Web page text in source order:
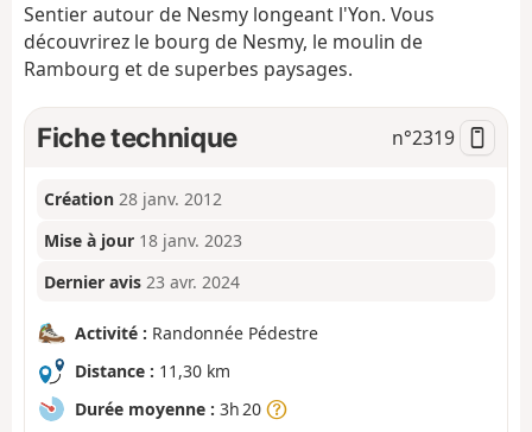
t
Sentier autour de Nesmy longeant l'Yon. Vous
découvrirez le bourg de Nesmy, le moulin de
Rambourg et de superbes paysages.
Fiche technique n°2319
Création 28 janv. 2012
Mise à jour 18 janv. 2023
Dernier avis 23 avr. 2024
Activité : Randonnée Pédestre
Distance : 11,30 km
Durée moyenne : 3h 20